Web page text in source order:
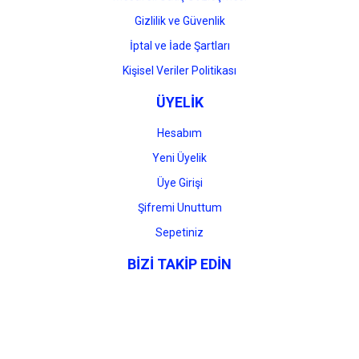
Gizlilik ve Güvenlik
İptal ve İade Şartları
Kişisel Veriler Politikası
ÜYELİK
Hesabım
Yeni Üyelik
Üye Girişi
Şifremi Unuttum
Sepetiniz
BİZİ TAKİP EDİN